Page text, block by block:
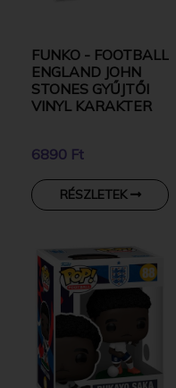
FUNKO - FOOTBALL
ENGLAND JOHN
STONES GYŰJTŐI
VINYL KARAKTER
6890 Ft
RÉSZLETEK